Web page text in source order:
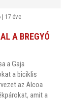
| 17 éve
A BREGYÓ
a Gaja
a biciklis
az Alcoa
amit a